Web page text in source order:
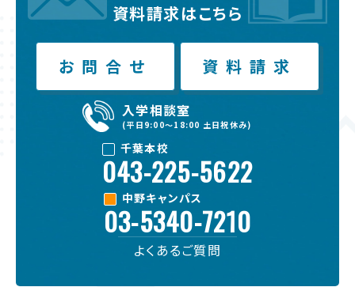
資料請求はこちら
お問合せ 資料請求
入学相談室
(平日9:00〜18:00 土日祝休み)
千葉本校
043-225-5622
中野キャンパス
03-5340-7210
よくあるご質問